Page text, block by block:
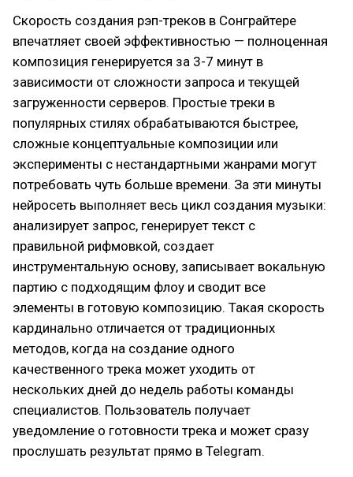
Скорость создания рэп-треков в Сонграйтере
впечатляет своей эффективностью — полноценная
композиция генерируется за 3-7 минут в
зависимости от сложности запроса и текущей
загруженности серверов. Простые треки в
популярных стилях обрабатываются быстрее,
сложные концептуальные композиции или
эксперименты с нестандартными жанрами могут
потребовать чуть больше времени. За эти минуты
нейросеть выполняет весь цикл создания музыки:
анализирует запрос, генерирует текст с
правильной рифмовкой, создает
инструментальную основу, записывает вокальную
партию с подходящим флоу и сводит все
элементы в готовую композицию. Такая скорость
кардинально отличается от традиционных
методов, когда на создание одного
качественного трека может уходить от
нескольких дней до недель работы команды
специалистов. Пользователь получает
уведомление о готовности трека и может сразу
прослушать результат прямо в Telegram.